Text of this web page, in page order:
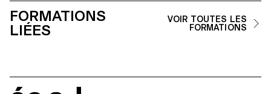
FORMATIONS
LIÉES
VOIR TOUTES LES
FORMATIONS